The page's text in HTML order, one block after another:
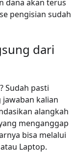
dana akan terus
pengisian sudah
dari
Sudah pasti
kalian
alangkah
menganggap
bisa melalui
Laptop.